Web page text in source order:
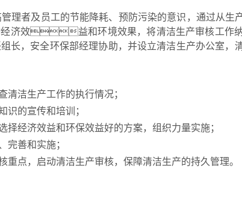
理者及员工的节能降耗、预防污染的意识，通过从生
效益和环境效果，将清洁生产审核工作纳
长， 安全环保部经理协助，并设立清洁生产办公室，
清洁生产工作的执行情况；
识的宣传和培训；
择经济效益和环保效益好的方案，组织力量实施；
完善和实施；
重点，启动清洁生产审核，保障清洁生产的持久管理。